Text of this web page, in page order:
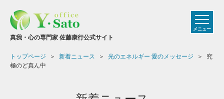
真我・心の専門家 佐藤康行公式サイト
メニュー
トップページ 新着ニュース 光のエネルギー 愛のメッセージ
究
極のど真ん中